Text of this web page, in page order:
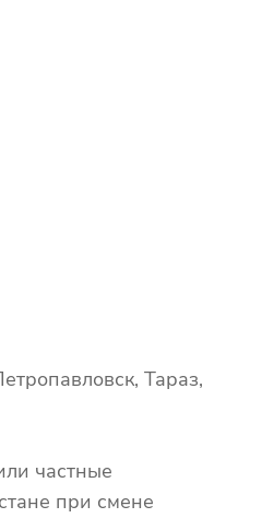
Тараз,
частные
при смене